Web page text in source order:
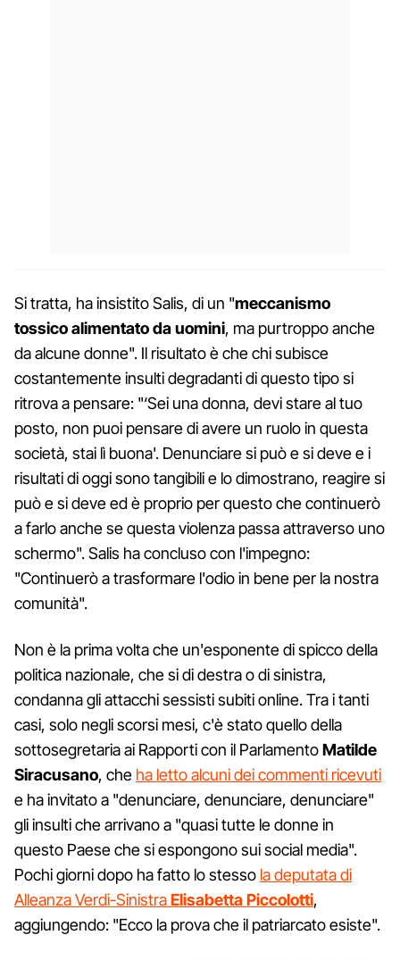
Si tratta, ha insistito Salis, di un "meccanismo
tossico alimentato da uomini, ma purtroppo anche
da alcune donne". Il risultato è che chi subisce
costantemente insulti degradanti di questo tipo si
ritrova a pensare: "‘Sei una donna, devi stare al tuo
posto, non puoi pensare di avere un ruolo in questa
società, stai lì buona'. Denunciare si può e si deve e i
risultati di oggi sono tangibili e lo dimostrano, reagire si
può e si deve ed è proprio per questo che continuerò
a farlo anche se questa violenza passa attraverso uno
schermo". Salis ha concluso con l'impegno:
"Continuerò a trasformare l'odio in bene per la nostra
comunità".
Non è la prima volta che un'esponente di spicco della
politica nazionale, che si di destra o di sinistra,
condanna gli attacchi sessisti subiti online. Tra i tanti
casi, solo negli scorsi mesi, c'è stato quello della
sottosegretaria ai Rapporti con il ParlamentoMatilde
Siracusano, che ha letto alcuni dei commenti ricevuti
e ha invitato a "denunciare, denunciare, denunciare"
gli insulti che arrivano a "quasi tutte le donne in
questo Paese che si espongono sui social media".
Pochi giorni dopo ha fatto lo stesso la deputata di
Alleanza Verdi-SinistraElisabetta Piccolotti,
aggiungendo: "Ecco la prova che il patriarcato esiste".